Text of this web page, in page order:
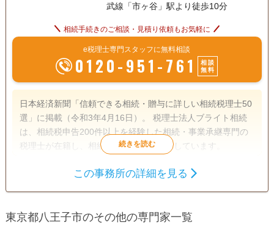
武線「市ヶ谷」駅より徒歩10分
相続手続きのご相談・見積り依頼もお気軽に
e税理士専門スタッフに無料相談
0120-951-761
相談
無料
日本経済新聞「信頼できる相続・贈与に詳しい相続税理士50
選」に掲載（令和3年4月16日）。 税理士法人ブライト相続
は、相続税申告200件以上を経験した相続・事業承継専門の
税理士が在籍し、相続税申告をお手伝いしています。
遺産分割
相続税対策
この事務所の詳細を見る
東京都八王子市のその他の専門家一覧